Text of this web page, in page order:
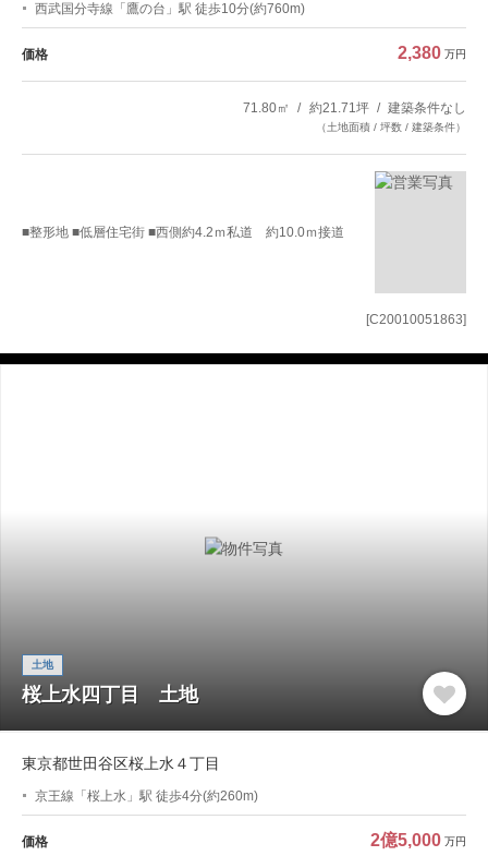
[C20010051863]
西武国分寺線「鷹の台」駅 徒歩10分(約760m)
価格 2,380 万円
71.80㎡ 約21.71坪 建築条件なし
（土地面積 / 坪数 / 建築条件）
■整形地 ■低層住宅街 ■西側約4.2ｍ私道 約10.0ｍ接道
土地
桜上水四丁目 土地
東京都世田谷区桜上水４丁目
京王線「桜上水」駅 徒歩4分(約260m)
価格 2億5,000 万円